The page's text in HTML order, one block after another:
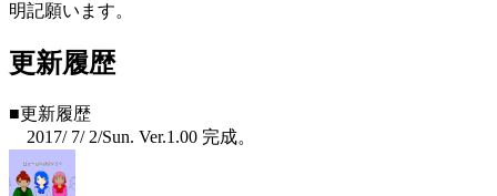
明記願います。
更新履歴
■更新履歴
2017/ 7/ 2/Sun. Ver.1.00 完成。